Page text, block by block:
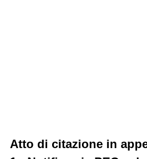
Atto di citazione in